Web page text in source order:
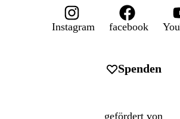
Instagram facebook
Spenden
gefördert von